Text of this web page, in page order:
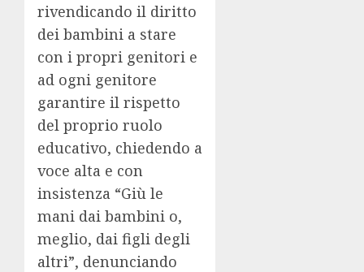
rivendicando il diritto
dei bambini a stare
con i propri genitori e
ad ogni genitore
garantire il rispetto
del proprio ruolo
educativo, chiedendo a
voce alta e con
insistenza “Giù le
mani dai bambini o,
meglio, dai figli degli
altri”, denunciando